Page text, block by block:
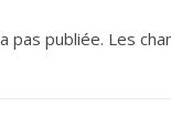
pas publiée. Les